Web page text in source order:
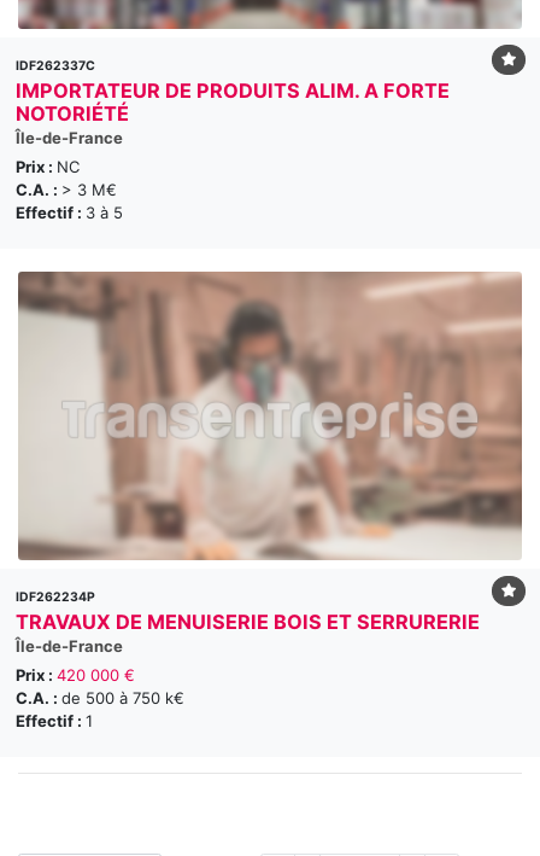
IDF262337C
IMPORTATEUR DE PRODUITS ALIM. A FORTE
NOTORIÉTÉ
Île-de-France
Prix : NC
C.A. : > 3 M€
Effectif : 3 à 5
IDF262234P
TRAVAUX DE MENUISERIE BOIS ET SERRURERIE
Île-de-France
Prix : 420 000 €
C.A. : de 500 à 750 k€
Effectif : 1